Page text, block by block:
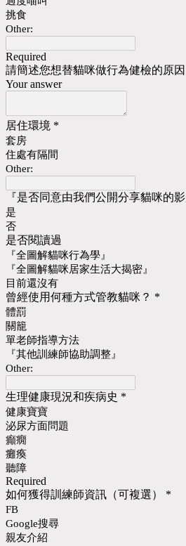
挑食
Other:
Required
請簡述您想替貓咪做行為健檢的原因
Your answer
居住環境 *
套房
住處有隔間
Other:
『是否同意由我們公開分享貓咪的
是
否
是否閱讀過
『全圖解貓咪行為學』
『全圖解貓咪居家生活大揭密』
目前還沒有
曾經使用何種方式管教貓咪？ *
體罰
關籠
單老師指導方法
『其他訓練師協助調整』
Other:
生理健康現況和疾病史 *
健康寶寶
泌尿方面問題
癲癇
癱瘓
聽障
Required
如何獲得訓練師資訊（可複選） *
FB
Google搜尋
親友介紹